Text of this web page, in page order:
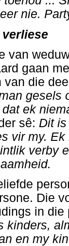
nie.
van
gaan
van die
gesels
ek
sê: Dit
vir my.
verby
Die
in
kinders,
en my